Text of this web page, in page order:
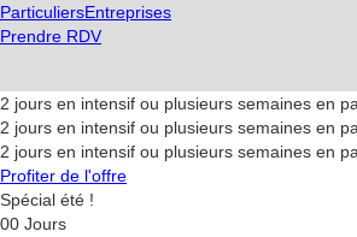
ParticuliersEntreprises
Prendre RDV
2 jours en intensif ou plusieurs semaines en
2 jours en intensif ou plusieurs semaines en
2 jours en intensif ou plusieurs semaines en
Profiter de l'offre
Spécial été !
00 Jours